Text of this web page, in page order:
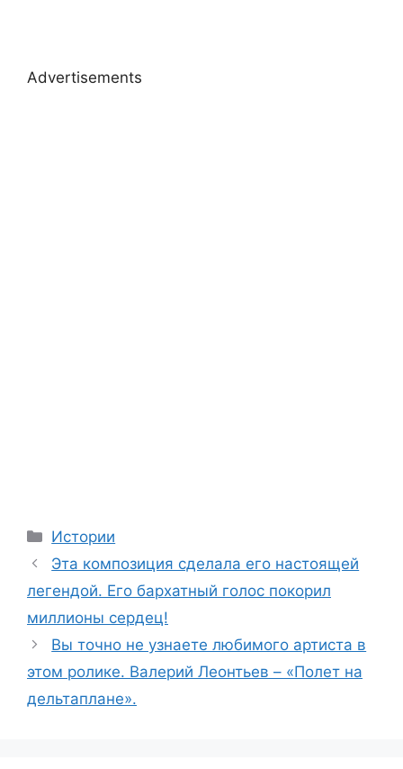
Advertisements
Categories
Истории
Эта композиция сделала его настоящей
легендой. Его бархатный голос покорил
миллионы сердец!
Вы точно не узнаете любимого артиста в
этом ролике. Валерий Леонтьев – «Полет на
дельтаплане».